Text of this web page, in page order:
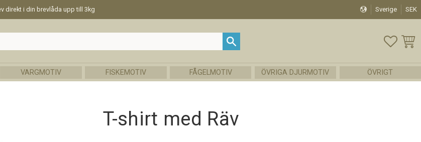
direkt i din brevlåda upp till 3kg Sverige SEK
VARGMOTIV FISKEMOTIV FÅGELMOTIV ÖVRIGA DJURMOTIV ÖVRIGT
T-shirt med Räv